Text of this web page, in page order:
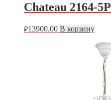
Chateau 2164-5P
₽13900.00 В корзину